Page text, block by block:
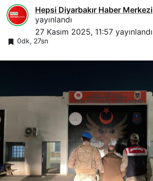
Hepsi Diyarbakır Haber Merkezi
yayınlandı
27 Kasım 2025, 11:57 yayınlandı
0dk, 27sn